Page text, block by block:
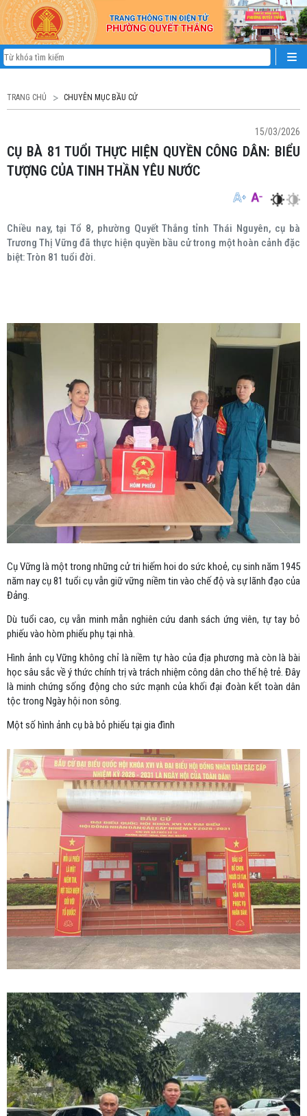
TRANG CHỦ CHUYÊN MỤC BẦU CỬ
15/03/2026
CỤ BÀ 81 TUỔI THỰC HIỆN QUYỀN CÔNG DÂN: BIỂU
TƯỢNG CỦA TINH THẦN YÊU NƯỚC
Chiều nay, tại Tổ 8, phường Quyết Thắng tỉnh Thái Nguyên, cụ bà
Trương Thị Vững đã thực hiện quyền bầu cử trong một hoàn cảnh đặc
biệt: Tròn 81 tuổi đời.
Cụ Vững là một trong những cử tri hiếm hoi do sức khoẻ, cụ sinh năm 1945
năm nay cụ 81 tuổi cụ vẫn giữ vững niềm tin vào chế độ và sự lãnh đạo của
Đảng.
Dù tuổi cao, cụ vẫn minh mẫn nghiên cứu danh sách ứng viên, tự tay bỏ
phiếu vào hòm phiếu phụ tại nhà.
Hình ảnh cụ Vững không chỉ là niềm tự hào của địa phương mà còn là bài
học sâu sắc về ý thức chính trị và trách nhiệm công dân cho thế hệ trẻ. Đây
là minh chứng sống động cho sức mạnh của khối đại đoàn kết toàn dân
tộc trong Ngày hội non sông.
Một số hình ảnh cụ bà bỏ phiếu tại gia đình